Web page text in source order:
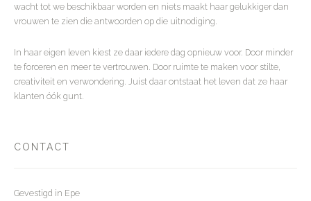
wacht tot we beschikbaar worden en niets maakt haar gelukkiger dan
vrouwen te zien die antwoorden op die uitnodiging.
In haar eigen leven kiest ze daar iedere dag opnieuw voor. Door minder
te forceren en meer te vertrouwen. Door ruimte te maken voor stilte,
creativiteit en verwondering. Juist daar ontstaat het leven dat ze haar
klanten óók gunt.
CONTACT
Gevestigd in Epe